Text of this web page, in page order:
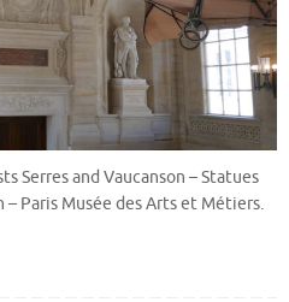
Serres and Vaucanson – Statues
– Paris Musée des Arts et Métiers.